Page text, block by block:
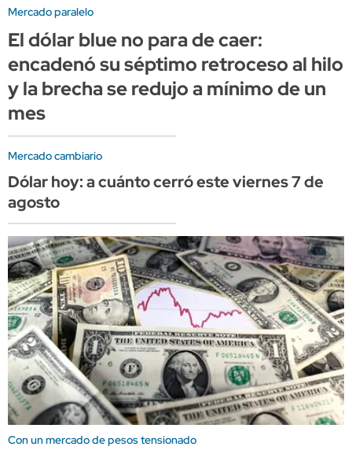
Mercado paralelo
El dólar blue no para de caer:
encadenó su séptimo retroceso al hilo
y la brecha se redujo a mínimo de un
mes
Mercado cambiario
Dólar hoy: a cuánto cerró este viernes 7 de
agosto
Con un mercado de pesos tensionado